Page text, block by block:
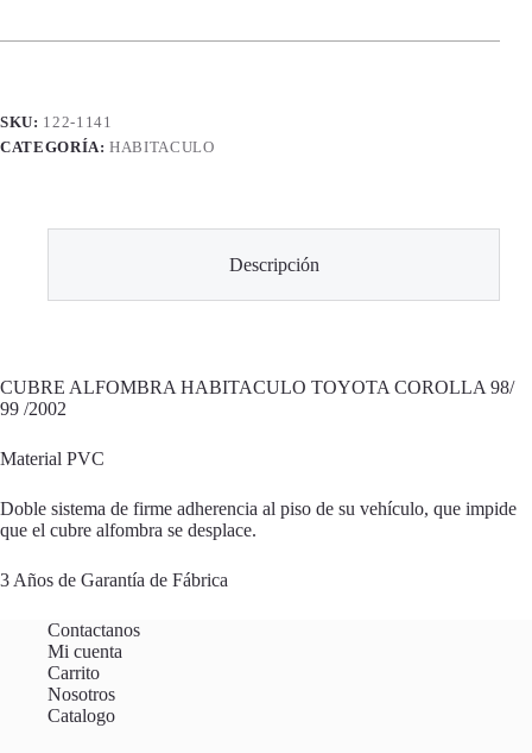
SKU: 122-1141
CATEGORÍA:HABITACULO
Descripción
CUBRE ALFOMBRA HABITACULO TOYOTA COROLLA 98/
99 /2002
Material PVC
Doble sistema de firme adherencia al piso de su vehículo, que impide
que el cubre alfombra se desplace.
3 Años de Garantía de Fábrica
Contactanos
Mi cuenta
Carrito
Nosotros
Catalogo